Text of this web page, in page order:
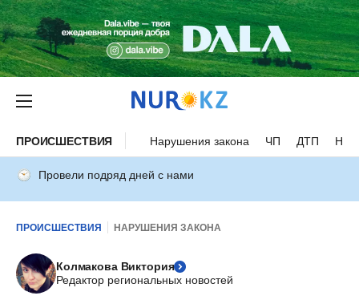
ПРОИСШЕСТВИЯ Нарушения закона ЧП ДТП
Провели подряд дней с нами
ПРОИСШЕСТВИЯ НАРУШЕНИЯ ЗАКОНА
Колмакова Виктория
Редактор региональных новостей